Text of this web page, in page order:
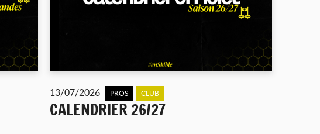
13/07/2026 PROS CLUB
CALENDRIER 26/27